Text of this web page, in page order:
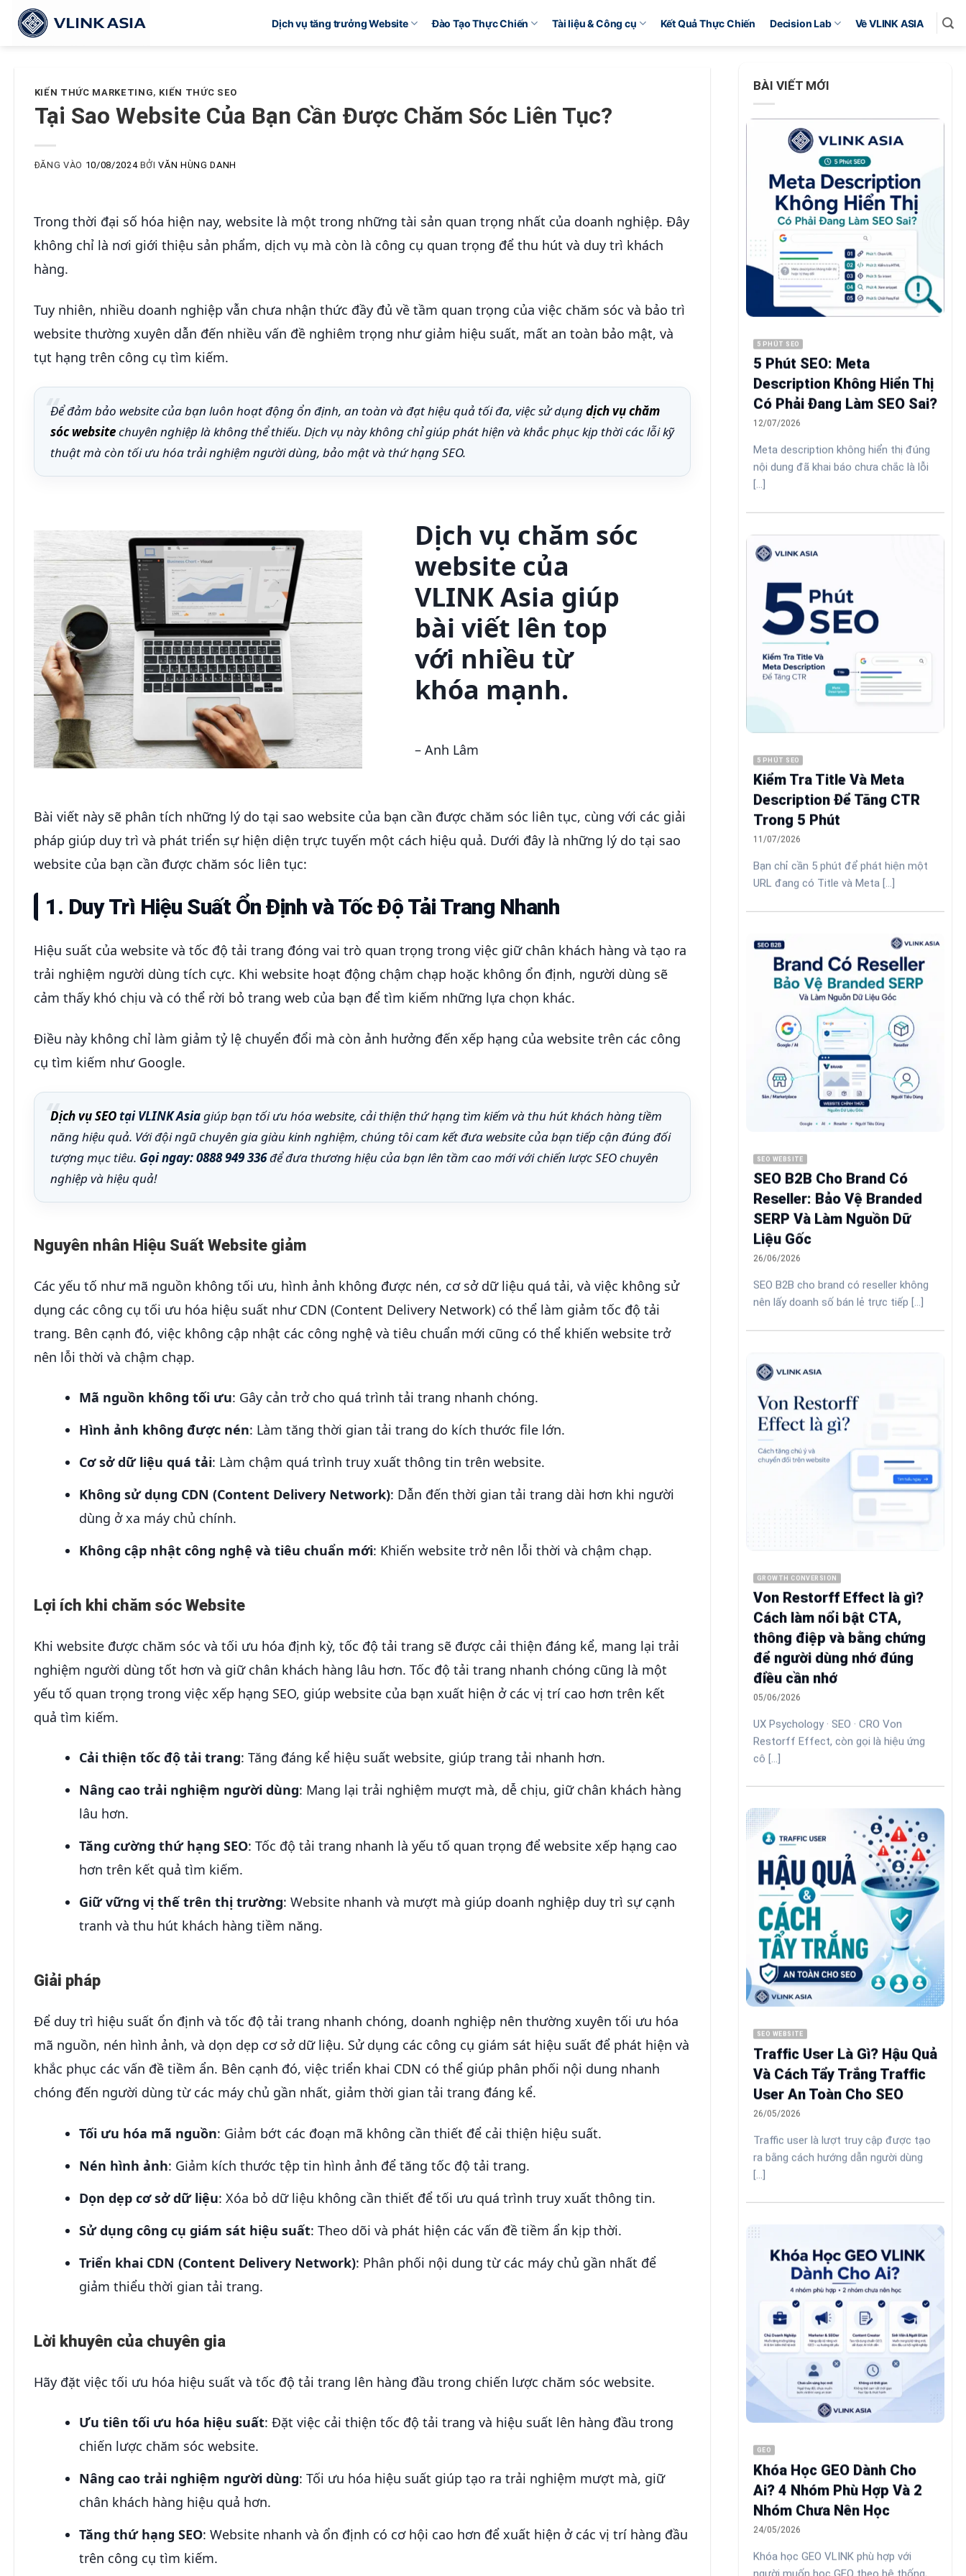
qua
Dịch vụ tăng trưởng Website Đào Tạo Thực Chiến Tài liệu & Công cụ Kết Quả Thực Chiến Decision Lab Về VLINK ASIA
KIẾN THỨC MARKETING, KIẾN THỨC SEO
Tại Sao Website Của Bạn Cần Được Chăm Sóc Liên Tục?
ĐĂNG VÀO 10/08/2024 BỞIVĂN HÙNG DANH
Trong thời đại số hóa hiện nay, website là một trong những tài sản quan trọng nhất của doanh nghiệp. Đây
không chỉ là nơi giới thiệu sản phẩm, dịch vụ mà còn là công cụ quan trọng để thu hút và duy trì khách
hàng.
Tuy nhiên, nhiều doanh nghiệp vẫn chưa nhận thức đầy đủ về tầm quan trọng của việc chăm sóc và bảo trì
website thường xuyên dẫn đến nhiều vấn đề nghiêm trọng như giảm hiệu suất, mất an toàn bảo mật, và
tụt hạng trên công cụ tìm kiếm.
Để đảm bảo website của bạn luôn hoạt động ổn định, an toàn và đạt hiệu quả tối đa, việc sử dụngdịch vụ chăm
sóc websitechuyên nghiệp là không thể thiếu. Dịch vụ này không chỉ giúp phát hiện và khắc phục kịp thời các lỗi kỹ
thuật mà còn tối ưu hóa trải nghiệm người dùng, bảo mật và thứ hạng SEO.
Dịch vụ chăm sóc
website của
VLINK Asia giúp
bài viết lên top
với nhiều từ
khóa mạnh.
– Anh Lâm
Bài viết này sẽ phân tích những lý do tại sao website của bạn cần được chăm sóc liên tục, cùng với các giải
pháp giúp duy trì và phát triển sự hiện diện trực tuyến một cách hiệu quả. Dưới đây là những lý do tại sao
website của bạn cần được chăm sóc liên tục:
1. Duy Trì Hiệu Suất Ổn Định và Tốc Độ Tải Trang Nhanh
Hiệu suất của website và tốc độ tải trang đóng vai trò quan trọng trong việc giữ chân khách hàng và tạo ra
trải nghiệm người dùng tích cực. Khi website hoạt động chậm chạp hoặc không ổn định, người dùng sẽ
cảm thấy khó chịu và có thể rời bỏ trang web của bạn để tìm kiếm những lựa chọn khác.
Điều này không chỉ làm giảm tỷ lệ chuyển đổi mà còn ảnh hưởng đến xếp hạng của website trên các công
cụ tìm kiếm như Google.
Dịch vụ SEOtại VLINK Asiagiúp bạn tối ưu hóa website, cải thiện thứ hạng tìm kiếm và thu hút khách hàng tiềm
năng hiệu quả. Với đội ngũ chuyên gia giàu kinh nghiệm, chúng tôi cam kết đưa website của bạn tiếp cận đúng đối
tượng mục tiêu. Gọi ngay: 0888 949 336để đưa thương hiệu của bạn lên tầm cao mới với chiến lược SEO chuyên
nghiệp và hiệu quả!
Nguyên nhân Hiệu Suất Website giảm
Các yếu tố như mã nguồn không tối ưu, hình ảnh không được nén, cơ sở dữ liệu quá tải, và việc không sử
dụng các công cụ tối ưu hóa hiệu suất như CDN (Content Delivery Network) có thể làm giảm tốc độ tải
trang. Bên cạnh đó, việc không cập nhật các công nghệ và tiêu chuẩn mới cũng có thể khiến website trở
nên lỗi thời và chậm chạp.
Mã nguồn không tối ưu: Gây cản trở cho quá trình tải trang nhanh chóng.
Hình ảnh không được nén: Làm tăng thời gian tải trang do kích thước file lớn.
Cơ sở dữ liệu quá tải: Làm chậm quá trình truy xuất thông tin trên website.
Không sử dụng CDN (Content Delivery Network): Dẫn đến thời gian tải trang dài hơn khi người
dùng ở xa máy chủ chính.
Không cập nhật công nghệ và tiêu chuẩn mới: Khiến website trở nên lỗi thời và chậm chạp.
Lợi ích khi chăm sóc Website
Khi website được chăm sóc và tối ưu hóa định kỳ, tốc độ tải trang sẽ được cải thiện đáng kể, mang lại trải
nghiệm người dùng tốt hơn và giữ chân khách hàng lâu hơn. Tốc độ tải trang nhanh chóng cũng là một
yếu tố quan trọng trong việc xếp hạng SEO, giúp website của bạn xuất hiện ở các vị trí cao hơn trên kết
quả tìm kiếm.
Cải thiện tốc độ tải trang: Tăng đáng kể hiệu suất website, giúp trang tải nhanh hơn.
Nâng cao trải nghiệm người dùng: Mang lại trải nghiệm mượt mà, dễ chịu, giữ chân khách hàng
lâu hơn.
Tăng cường thứ hạng SEO: Tốc độ tải trang nhanh là yếu tố quan trọng để website xếp hạng cao
hơn trên kết quả tìm kiếm.
Giữ vững vị thế trên thị trường: Website nhanh và mượt mà giúp doanh nghiệp duy trì sự cạnh
tranh và thu hút khách hàng tiềm năng.
Giải pháp
Để duy trì hiệu suất ổn định và tốc độ tải trang nhanh chóng, doanh nghiệp nên thường xuyên tối ưu hóa
mã nguồn, nén hình ảnh, và dọn dẹp cơ sở dữ liệu. Sử dụng các công cụ giám sát hiệu suất để phát hiện và
khắc phục các vấn đề tiềm ẩn. Bên cạnh đó, việc triển khai CDN có thể giúp phân phối nội dung nhanh
chóng đến người dùng từ các máy chủ gần nhất, giảm thời gian tải trang đáng kể.
Tối ưu hóa mã nguồn: Giảm bớt các đoạn mã không cần thiết để cải thiện hiệu suất.
Nén hình ảnh: Giảm kích thước tệp tin hình ảnh để tăng tốc độ tải trang.
Dọn dẹp cơ sở dữ liệu: Xóa bỏ dữ liệu không cần thiết để tối ưu quá trình truy xuất thông tin.
Sử dụng công cụ giám sát hiệu suất: Theo dõi và phát hiện các vấn đề tiềm ẩn kịp thời.
Triển khai CDN (Content Delivery Network): Phân phối nội dung từ các máy chủ gần nhất để
giảm thiểu thời gian tải trang.
Lời khuyên của chuyên gia
Hãy đặt việc tối ưu hóa hiệu suất và tốc độ tải trang lên hàng đầu trong chiến lược chăm sóc website.
Ưu tiên tối ưu hóa hiệu suất: Đặt việc cải thiện tốc độ tải trang và hiệu suất lên hàng đầu trong
chiến lược chăm sóc website.
Nâng cao trải nghiệm người dùng: Tối ưu hóa hiệu suất giúp tạo ra trải nghiệm mượt mà, giữ
chân khách hàng hiệu quả hơn.
Tăng thứ hạng SEO: Website nhanh và ổn định có cơ hội cao hơn để xuất hiện ở các vị trí hàng đầu
trên công cụ tìm kiếm.
BÀI VIẾT MỚI
5 PHÚT SEO
5 Phút SEO: Meta
Description Không Hiển Thị
Có Phải Đang Làm SEO Sai?
12/07/2026
Meta description không hiển thị đúng
nội dung đã khai báo chưa chắc là lỗi
[...]
5 PHÚT SEO
Kiểm Tra Title Và Meta
Description Để Tăng CTR
Trong 5 Phút
11/07/2026
Bạn chỉ cần 5 phút để phát hiện một
URL đang có Title và Meta [...]
SEO WEBSITE
SEO B2B Cho Brand Có
Reseller: Bảo Vệ Branded
SERP Và Làm Nguồn Dữ
Liệu Gốc
26/06/2026
SEO B2B cho brand có reseller không
nên lấy doanh số bán lẻ trực tiếp [...]
GROWTH CONVERSION
Von Restorff Effect là gì?
Cách làm nổi bật CTA,
thông điệp và bằng chứng
để người dùng nhớ đúng
điều cần nhớ
05/06/2026
UX Psychology · SEO · CRO Von
Restorff Effect, còn gọi là hiệu ứng
cô [...]
SEO WEBSITE
Traffic User Là Gì? Hậu Quả
Và Cách Tẩy Trắng Traffic
User An Toàn Cho SEO
26/05/2026
Traffic user là lượt truy cập được tạo
ra bằng cách hướng dẫn người dùng
[...]
GEO
Khóa Học GEO Dành Cho
Ai? 4 Nhóm Phù Hợp Và 2
Nhóm Chưa Nên Học
24/05/2026
Khóa học GEO VLINK phù hợp với